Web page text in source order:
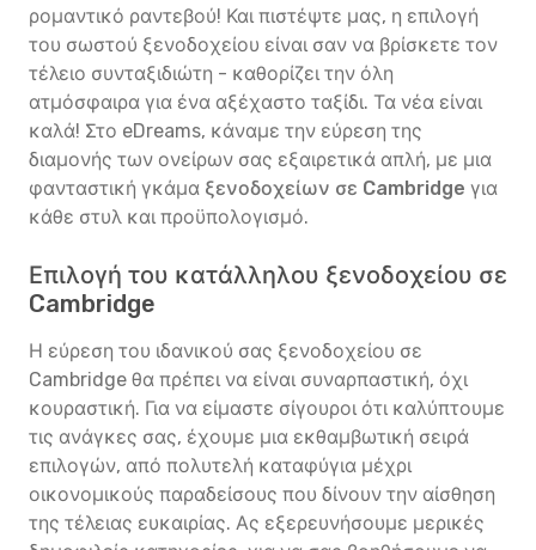
ρομαντικό ραντεβού! Και πιστέψτε μας, η επιλογή
του σωστού ξενοδοχείου είναι σαν να βρίσκετε τον
τέλειο συνταξιδιώτη - καθορίζει την όλη
ατμόσφαιρα για ένα αξέχαστο ταξίδι. Τα νέα είναι
καλά! Στο eDreams, κάναμε την εύρεση της
διαμονής των ονείρων σας εξαιρετικά απλή, με μια
φανταστική γκάμα ξενοδοχείων σε Cambridge για
κάθε στυλ και προϋπολογισμό.
Επιλογή του κατάλληλου ξενοδοχείου σε
Cambridge
Η εύρεση του ιδανικού σας ξενοδοχείου σε
Cambridge θα πρέπει να είναι συναρπαστική, όχι
κουραστική. Για να είμαστε σίγουροι ότι καλύπτουμε
τις ανάγκες σας, έχουμε μια εκθαμβωτική σειρά
επιλογών, από πολυτελή καταφύγια μέχρι
οικονομικούς παραδείσους που δίνουν την αίσθηση
της τέλειας ευκαιρίας. Ας εξερευνήσουμε μερικές